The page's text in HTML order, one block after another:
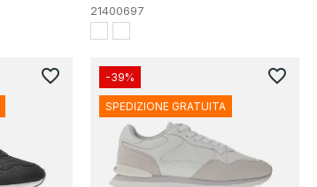
21400697
favorite_border -39%
SPEDIZIONE GRATUITA
favorite_border